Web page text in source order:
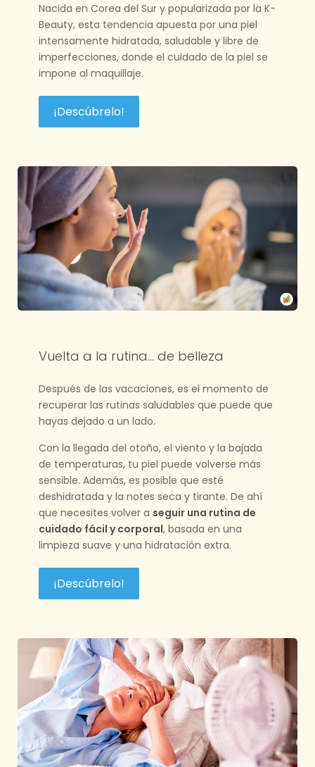
Nacida en Corea del Sur y popularizada por la K-
Beauty, esta tendencia apuesta por una piel
intensamente hidratada, saludable y libre de
imperfecciones, donde el cuidado de la piel se
impone al maquillaje.
¡Descúbrelo!
Vuelta a la rutina… de belleza
Después de las vacaciones, es el momento de
recuperar las rutinas saludables que puede que
hayas dejado a un lado.
Con la llegada del otoño, el viento y la bajada
de temperaturas, tu piel puede volverse más
sensible. Además, es posible que esté
deshidratada y la notes seca y tirante. De ahí
que necesites volver a seguir una rutina de
cuidado fácil y corporal, basada en una
limpieza suave y una hidratación extra.
¡Descúbrelo!